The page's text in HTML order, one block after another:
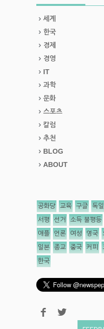
세계
한국
경제
경영
IT
과학
문화
스포츠
칼럼
추천
BLOG
ABOUT
공화당 교육 구글 독일
서평 선거 소득 불평등
애플 언론 여성 영국
일본 종교 중국 커피
한국